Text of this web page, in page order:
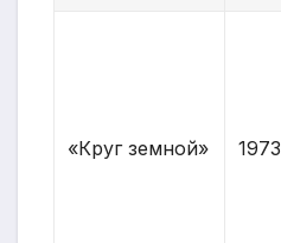
«Круг земной» 1973